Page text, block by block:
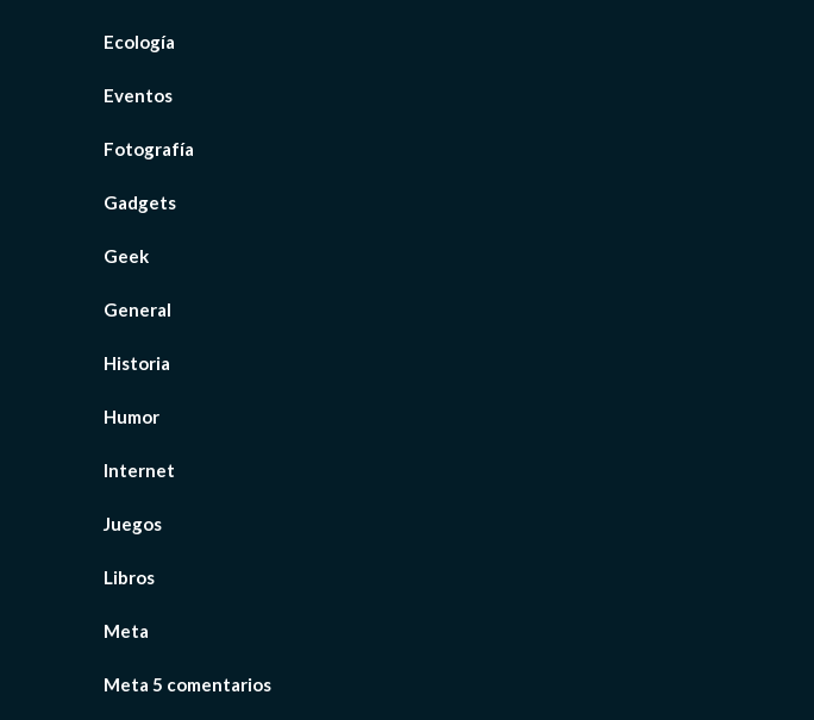
Ecología
Eventos
Fotografía
Gadgets
Geek
General
Historia
Humor
Internet
Juegos
Libros
Meta
Meta 5 comentarios